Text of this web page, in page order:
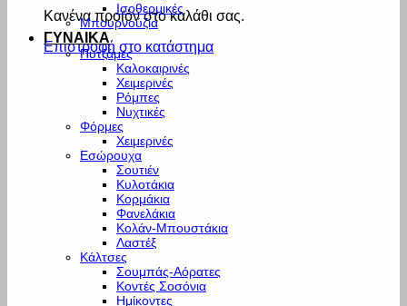
Κανένα προϊόν στο καλάθι σας.
Επιστροφή στο κατάστημα
Ισοθερμικές
Μπουρνούζια
ΓΥΝΑΙΚΑ
Πυτζάμες
Καλοκαιρινές
Χειμερινές
Ρόμπες
Νυχτικές
Φόρμες
Χειμερινές
Εσώρουχα
Σουτιέν
Κυλοτάκια
Κορμάκια
Φανελάκια
Κολάν-Μπουστάκια
Λαστέξ
Κάλτσες
Σουμπάς-Αόρατες
Κοντές Σοσόνια
Ημίκοντες